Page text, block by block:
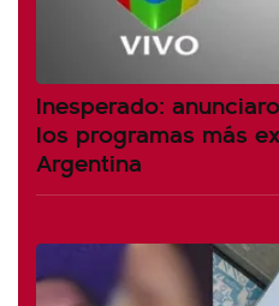
Inesperado:
los programas más
Argentina